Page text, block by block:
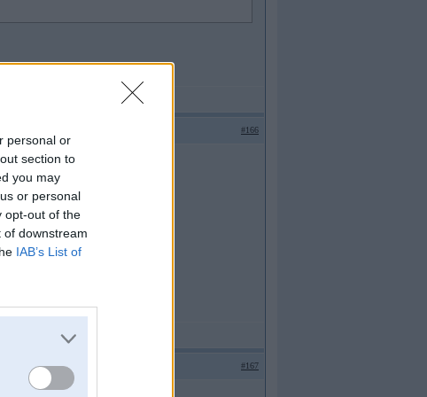
personal or
section to
you may
or personal
opt-out of the
of downstream
IAB’s List of
#166
#167